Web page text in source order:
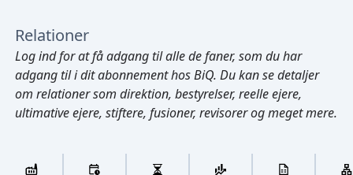
Cmd/Ctrl + K
Relationer
Log indfor at få adgang til alle de faner, som du har
adgang til i dit abonnement hos BiQ. Du kan se detaljer
om relationer som direktion, bestyrelser, reelle ejere,
ultimative ejere, stiftere, fusioner, revisorer og meget mere.